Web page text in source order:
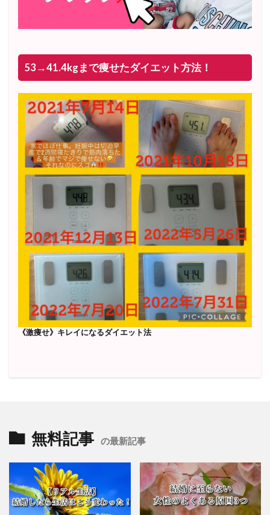
53→41.4kgまで痩せたダイエット方法！
《激痩せ》キレイになるダイエット法
無料記事 の最新記事